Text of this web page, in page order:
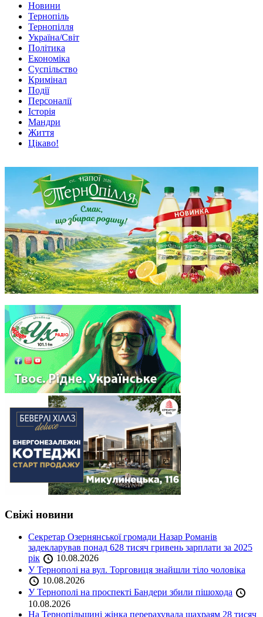
Новини
Тернопіль
Тернопілля
Україна/Світ
Політика
Економіка
Суспільство
Кримінал
Події
Персоналії
Історія
Мандри
Життя
Цікаво!
Свіжі новини
Секретар Озернянської громади Назар Романів
задекларував понад 628 тисяч гривень зарплати за 2025
рік
10.08.2026
У Тернополі на вул. Торговиця знайшли тіло чоловіка
10.08.2026
У Тернополі на проспекті Бандери збили пішохода
10.08.2026
На Тернопільщині жінка перерахувала шахраям 28 тисяч